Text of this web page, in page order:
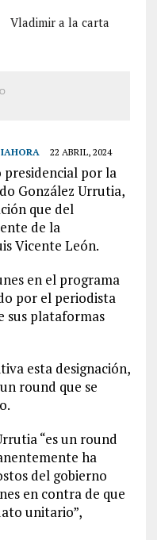
Vladimir a la carta
22 ABRIL, 2024
presidencial por la
González Urrutia,
que del
de la
Vicente León.
en el programa
por el periodista
sus plataformas
esta designación,
round que se
“es un round
ha
del gobierno
en contra de que
unitario”,